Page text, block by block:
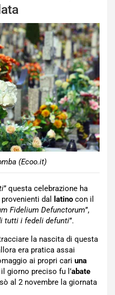
(Ecoo.it)
” questa celebrazione ha
dal
latino con il
Fidelium Defunctorum”,
tutti i fedeli defunti”.
la nascita di questa
era pratica assai
ai propri cari una
giorno preciso fu l’abate
al 2 novembre la giornata